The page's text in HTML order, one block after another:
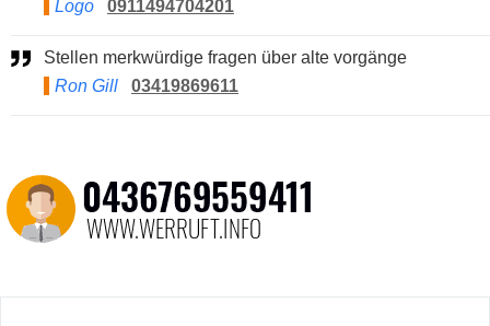
Logo
0911494704201
Stellen merkwürdige fragen über alte vorgänge
Ron Gill
03419869611